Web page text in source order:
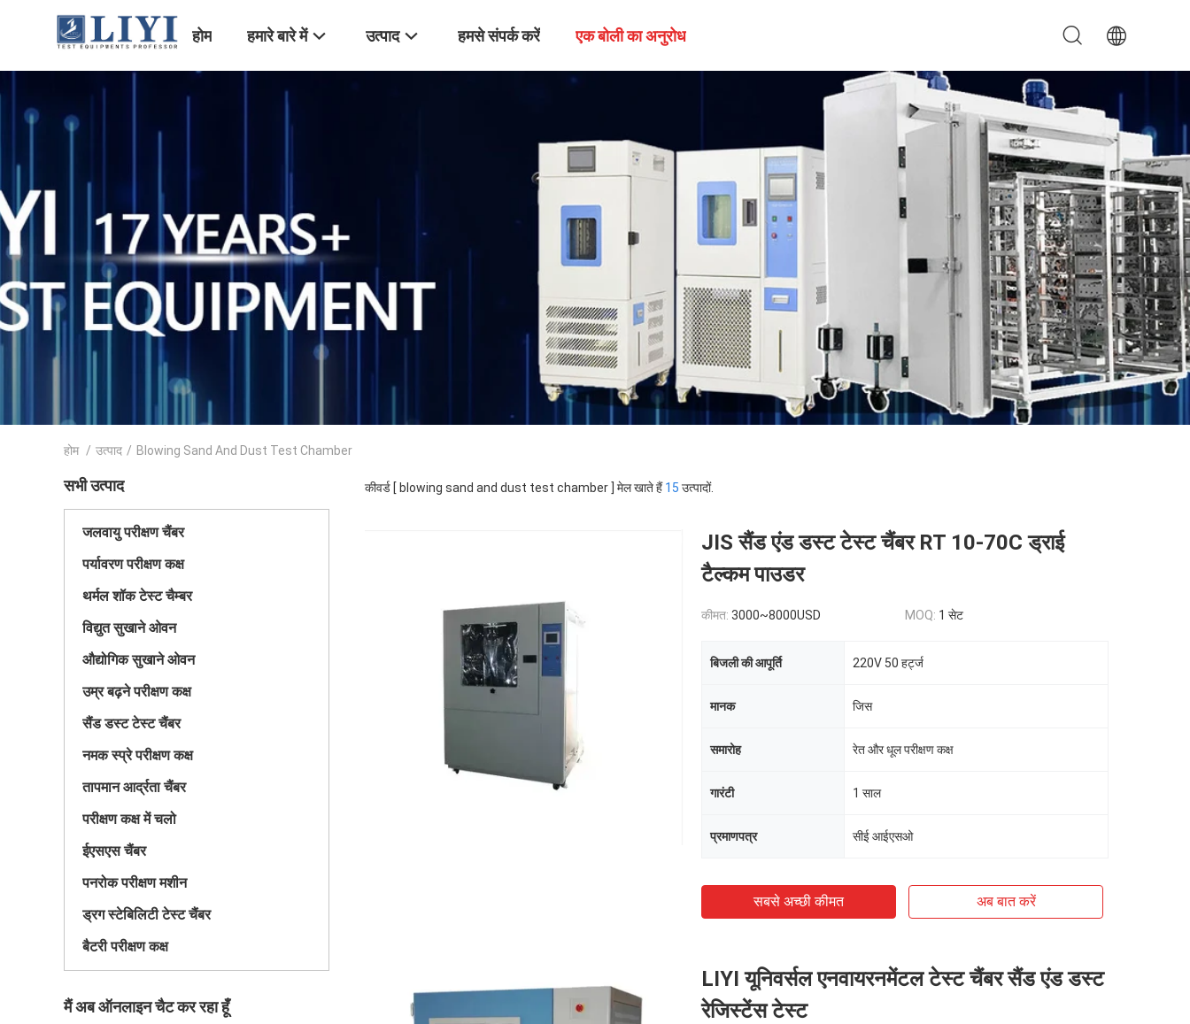
होम हमारे बारे में उत्पाद हमसे संपर्क करें एक बोली का अनुरोध
होम / उत्पाद / Blowing Sand And Dust Test Chamber
सभी उत्पाद
जलवायु परीक्षण चैंबर
पर्यावरण परीक्षण कक्ष
थर्मल शॉक टेस्ट चैम्बर
विद्युत सुखाने ओवन
औद्योगिक सुखाने ओवन
उम्र बढ़ने परीक्षण कक्ष
सैंड डस्ट टेस्ट चैंबर
नमक स्प्रे परीक्षण कक्ष
तापमान आर्द्रता चैंबर
परीक्षण कक्ष में चलो
ईएसएस चैंबर
पनरोक परीक्षण मशीन
ड्रग स्टेबिलिटी टेस्ट चैंबर
बैटरी परीक्षण कक्ष
मैं अब ऑनलाइन चैट कर रहा हूँ
कीवर्ड [ blowing sand and dust test chamber ] मेल खाते हैं15 उत्पादों.
JIS सैंड एंड डस्ट टेस्ट चैंबर RT 10-70C ड्राई
टैल्कम पाउडर
कीमत: 3000~8000USD MOQ: 1 सेट
बिजली की आपूर्ति 220V 50 हर्ट्ज
मानक जिस
समारोह रेत और धूल परीक्षण कक्ष
गारंटी 1 साल
प्रमाणपत्र सीई आईएसओ
सबसे अच्छी कीमत अब बात करें
LIYI यूनिवर्सल एनवायरनमेंटल टेस्ट चैंबर सैंड एंड डस्ट
रेजिस्टेंस टेस्ट